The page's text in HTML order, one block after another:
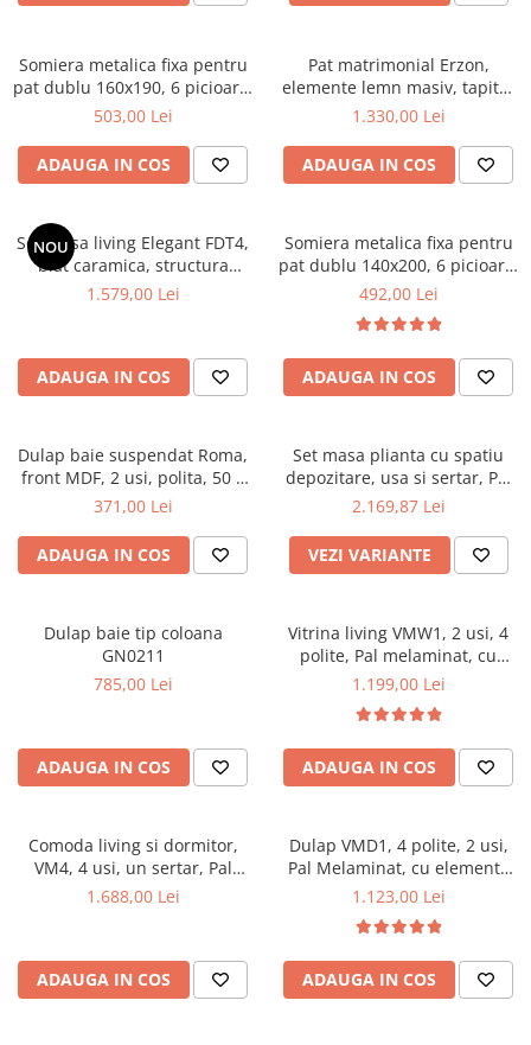
Portmantouri
Seturi mobilier hol
Stender haine
Etajere
Mobilier gradinita
Mese gradinita
Scaune gradinita
Mobilier copii
Mobila camera copii
Saltele patuturi copii
Paturi copii
Masa si scaune gradinita
Seturi comode living si dormitor
Somiera metalica fixa pentru
pat dublu 160x190, 6 picioare,
30 lamele lemn fag, benzi
negru
503,00 Lei
ADAUGA IN COS
Pat matrimonial Erzon,
elemente lemn masiv, tapitat
cu stofa, cu somiera,140x200
1.330,00 Lei
ADAUGA IN COS
NOU
Set masa living Elegant FDT4,
blat caramica, structura
metalica, 140x80x75 cm,
bej
1.579,00 Lei
ADAUGA IN COS
Somiera metalica fixa pentru
pat dublu 140x200, 6 picioare,
32 lamele lemn fag, benzi
negru
492,00 Lei
ADAUGA IN COS
Dulap baie suspendat Roma,
front MDF, 2 usi, polita, 50 x
68 cm, alb
371,00 Lei
ADAUGA IN COS
Set masa plianta cu spatiu
depozitare, usa si sertar, Pal
Melaminat, 160x96x80 cm si 6
cu piele ecologica, nuc
2.169,87 Lei
VEZI VARIANTE
Dulap baie tip coloana
GN0211
785,00 Lei
ADAUGA IN COS
Vitrina living VMW1, 2 usi, 4
polite, Pal melaminat, cu
insertii MDF, Nuc
1.199,00 Lei
ADAUGA IN COS
Comoda living si dormitor,
VM4, 4 usi, un sertar, Pal
melaminat, cu insertii MDF,
1.688,00 Lei
ADAUGA IN COS
Dulap VMD1, 4 polite, 2 usi,
Pal Melaminat, cu elemente
din MDF, Nuc
1.123,00 Lei
ADAUGA IN COS